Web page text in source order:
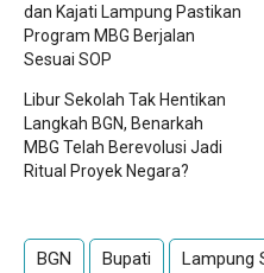
dan Kajati Lampung Pastikan
Program MBG Berjalan
Sesuai SOP
Libur Sekolah Tak Hentikan
Langkah BGN, Benarkah
MBG Telah Berevolusi Jadi
Ritual Proyek Negara?
BGN Bupati Lampung